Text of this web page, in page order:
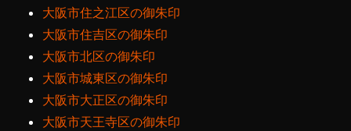
大阪市住之江区の御朱印
大阪市住吉区の御朱印
大阪市北区の御朱印
大阪市城東区の御朱印
大阪市大正区の御朱印
大阪市天王寺区の御朱印